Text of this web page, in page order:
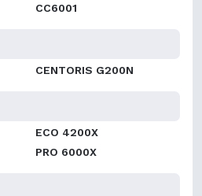
CC6001
CENTORIS G200N
ECO 4200X
PRO 6000X